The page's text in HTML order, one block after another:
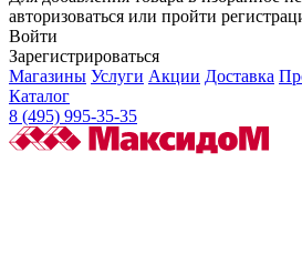
авторизоваться или пройти
Войти
Зарегистрироваться
Магазины Услуги Акции Доставка
Каталог
8 (495) 995-35-35